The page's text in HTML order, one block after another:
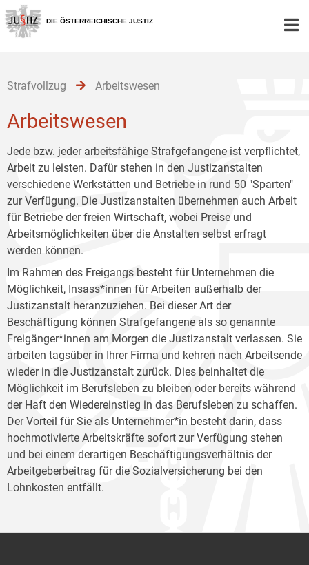
Zur
Hauptnavigation
[1]
Zum
Inhalt
[2]
Zum
Untermenü
[3]
DIE ÖSTERREICHISCHE JUSTIZ
Strafvollzug Arbeitswesen
Arbeitswesen
Jede bzw. jeder arbeitsfähige Strafgefangene ist verpflichtet,
Arbeit zu leisten. Dafür stehen in den Justizanstalten
verschiedene Werkstätten und Betriebe in rund 50 "Sparten"
zur Verfügung. Die Justizanstalten übernehmen auch Arbeit
für Betriebe der freien Wirtschaft, wobei Preise und
Arbeitsmöglichkeiten über die Anstalten selbst erfragt
werden können.
Im Rahmen des Freigangs besteht für Unternehmen die
Möglichkeit, Insass*innen für Arbeiten außerhalb der
Justizanstalt heranzuziehen. Bei dieser Art der
Beschäftigung können Strafgefangene als so genannte
Freigänger*innen am Morgen die Justizanstalt verlassen. Sie
arbeiten tagsüber in Ihrer Firma und kehren nach Arbeitsende
wieder in die Justizanstalt zurück. Dies beinhaltet die
Möglichkeit im Berufsleben zu bleiben oder bereits während
der Haft den Wiedereinstieg in das Berufsleben zu schaffen.
Der Vorteil für Sie als Unternehmer*in besteht darin, dass
hochmotivierte Arbeitskräfte sofort zur Verfügung stehen
und bei einem derartigen Beschäftigungsverhältnis der
Arbeitgeberbeitrag für die Sozialversicherung bei den
Lohnkosten entfällt.